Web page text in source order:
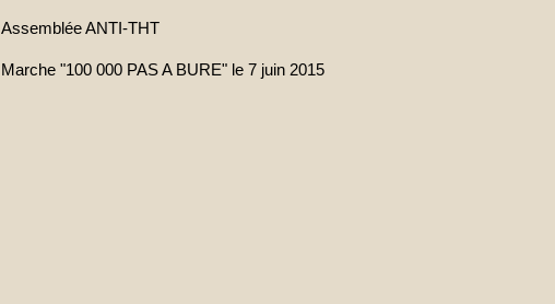
Assemblée ANTI-THT
Marche "100 000 PAS A BURE" le 7 juin 2015